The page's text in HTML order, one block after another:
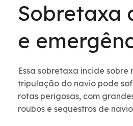
Sobretaxa
e
Essa sobretaxa incide sobre
tripulação do navio pode
rotas perigosas, com
roubos e sequestros de